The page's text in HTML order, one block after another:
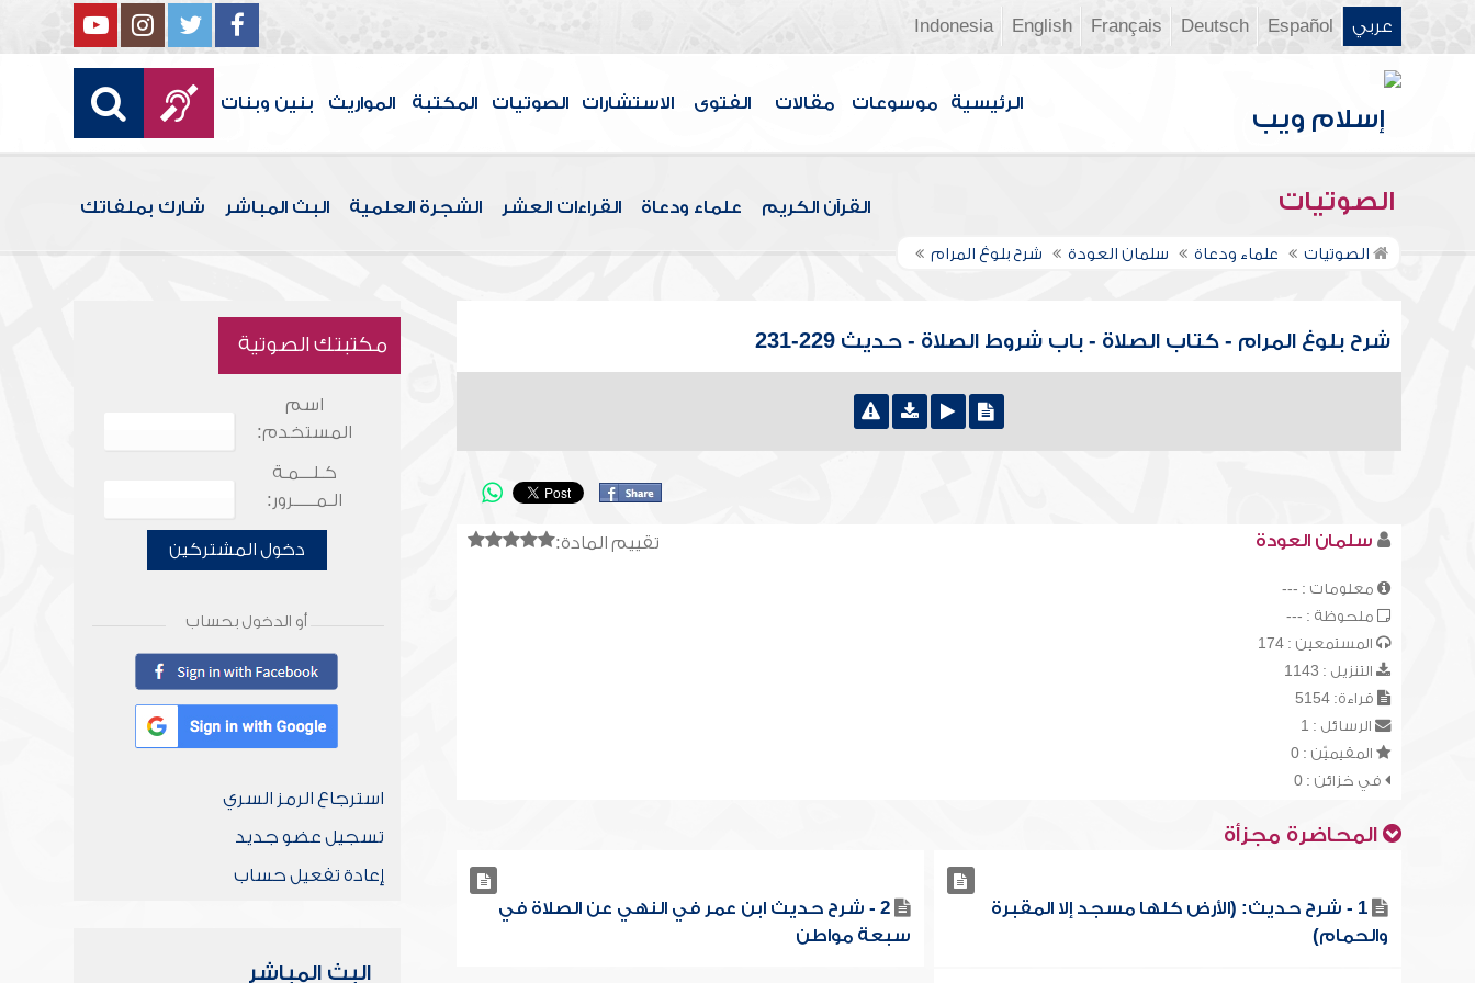
عربي Español
Deutsch
Français
English
Indonesia
الرئيسية موسوعات مقالات الفتوى الاستشارات الصوتيات المكتبة المواريث بنين وبنات
الصوتيات القرآن الكريم علماء ودعاة القراءات العشر الشجرة العلمية البث المباشر شارك بملفاتك
الصوتيات علماء ودعاة سلمان العودة شرح بلوغ المرام
شرح بلوغ المرام - كتاب الصلاة - باب شروط الصلاة - حديث 229-231
تقييم المادة: سلمان العودة
معلومات : ---
ملحوظة : ---
المستمعين : 174
التنزيل : 1143
قراءة: 5154
الرسائل : 1
المقيميّن : 0
في خزائن : 0
المحاضرة مجزأة
1 - شرح حديث: (الأرض كلها مسجد إلا المقبرة
والحمام)
2 - شرح حديث ابن عمر في النهي عن الصلاة في
سبعة مواطن
مكتبتك الصوتية
اسم
المستخدم:
كـلـــمـة
الـمـــــرور:
دخول المشتركين
أو الدخول بحساب
استرجاع الرمز السري
تسجيل عضو جديد
إعادة تفعيل حساب
البث المباشر